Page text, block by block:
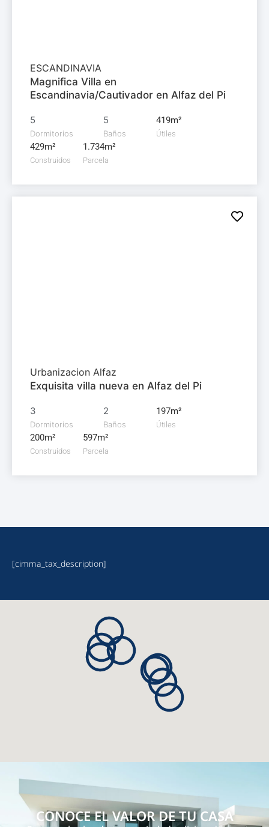
ESCANDINAVIA
Magnifica Villa en
Escandinavia/Cautivador en Alfaz del Pi
5
Dormitorios
5
Baños
419m²
Útiles
429m²
Construidos
1.734m²
Parcela
Urbanizacion Alfaz
Exquisita villa nueva en Alfaz del Pi
3
Dormitorios
2
Baños
197m²
Útiles
200m²
Construidos
597m²
Parcela
[cimma_tax_description]
CONOCE EL VALOR DE TU CASA